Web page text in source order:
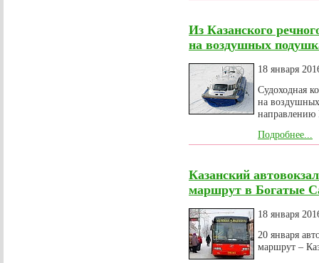
Из Казанского
на воздушных
18 января
Судоходная
на
Подробнее...
Казанский
маршрут в Богатые
18 января
20 января
маршрут –